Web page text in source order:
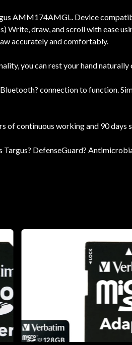
AMM174AMGL. Device
Write, draw, and scroll with ease
accurately and comfortably.
you can rest your hand
connection to function.
of continuous working and 90 days
Targus? DefenseGuard?